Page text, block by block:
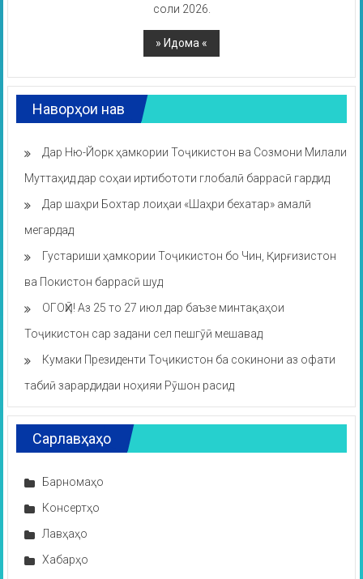
соли 2026.
Наворҳои нав
Дар Ню-Йорк ҳамкории Тоҷикистон ва Созмони Милали
Муттаҳид дар соҳаи иртибототи глобалӣ баррасӣ гардид
Дар шаҳри Бохтар лоиҳаи «Шаҳри бехатар» амалӣ
мегардад
Густариши ҳамкории Тоҷикистон бо Чин, Қирғизистон
ва Покистон баррасӣ шуд
ОГОҲӢ! Аз 25 то 27 июл дар баъзе минтақаҳои
Тоҷикистон сар задани сел пешгӯӣ мешавад
Кумаки Президенти Тоҷикистон ба сокинони аз офати
табиӣ зарардидаи ноҳияи Рӯшон расид
Сарлавҳаҳо
Барномаҳо
Консертҳо
Лавҳаҳо
Хабарҳо